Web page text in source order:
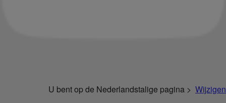
U bent op de Nederlandstalige pagina > Wijzigen